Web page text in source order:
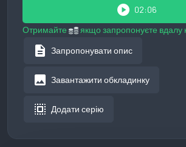
play_circle 02:06
Отримайте
якщо запропонуєте вдалу
description Запропонувати опис
image Завантажити обкладинку
select_all Додати серію